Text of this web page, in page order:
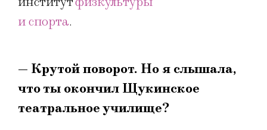
и спорта.
— Крутой поворот. Но я слышала,
что ты окончил Щукинское
театральное училище?